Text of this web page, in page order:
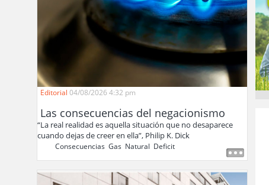
Editorial 04/08/2026 4:32 pm
Las consecuencias del negacionismo
“La real realidad es aquella situación que no desaparece
cuando dejas de creer en ella”, Philip K. Dick
Consecuencias ,Gas Natural Deficit